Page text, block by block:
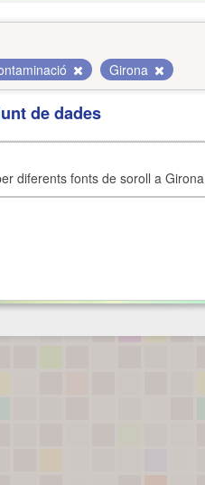
Girona
de dades
diferents fonts de soroll a Girona